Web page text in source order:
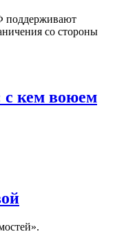
поддерживают
со стороны
кем воюем